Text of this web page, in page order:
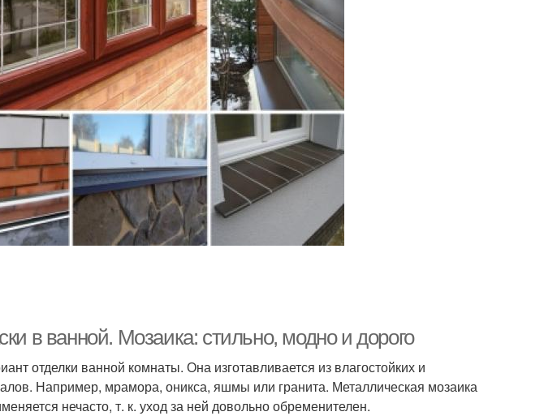
в ванной. Мозаика: стильно, модно и дорого
отделки ванной комнаты. Она изготавливается из влагостойких и
Например, мрамора, оникса, яшмы или гранита. Металлическая мозаика
нечасто, т. к. уход за ней довольно обременителен.